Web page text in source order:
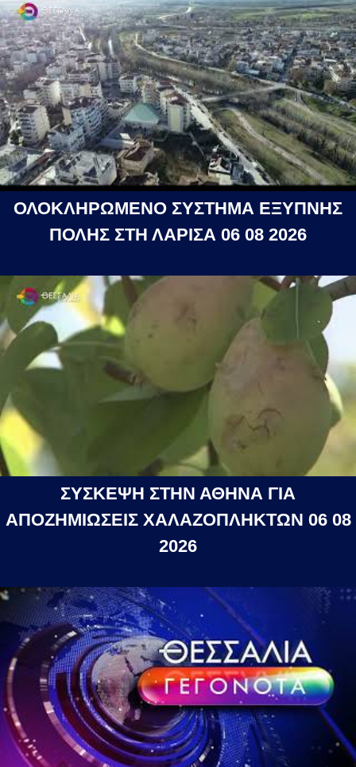
ΟΛΟΚΛΗΡΩΜΕΝΟ ΣΥΣΤΗΜΑ ΕΞΥΠΝΗΣ
ΠΟΛΗΣ ΣΤΗ ΛΑΡΙΣΑ 06 08 2026
ΣΥΣΚΕΨΗ ΣΤΗΝ ΑΘΗΝΑ ΓΙΑ
ΑΠΟΖΗΜΙΩΣΕΙΣ ΧΑΛΑΖΟΠΛΗΚΤΩΝ 06 08
2026